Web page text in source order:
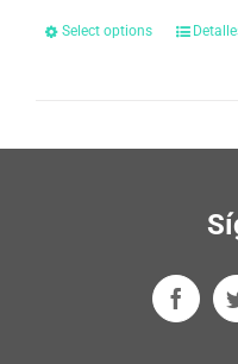
Select options